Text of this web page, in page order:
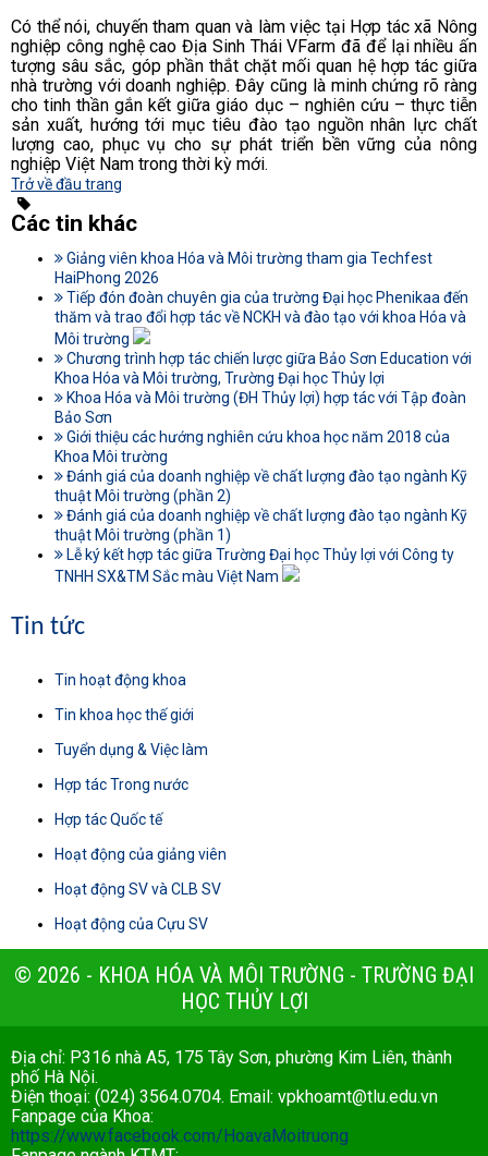
Có thể nói, chuyến tham quan và làm việc tại Hợp tác xã Nông
nghiệp công nghệ cao Địa Sinh Thái VFarm đã để lại nhiều ấn
tượng sâu sắc, góp phần thắt chặt mối quan hệ hợp tác giữa
nhà trường với doanh nghiệp. Đây cũng là minh chứng rõ ràng
cho tinh thần gắn kết giữa giáo dục – nghiên cứu – thực tiễn
sản xuất, hướng tới mục tiêu đào tạo nguồn nhân lực chất
lượng cao, phục vụ cho sự phát triển bền vững của nông
nghiệp Việt Nam trong thời kỳ mới.
Trở về đầu trang
Các tin khác
Giảng viên khoa Hóa và Môi trường tham gia Techfest
HaiPhong 2026
Tiếp đón đoàn chuyên gia của trường Đại học Phenikaa đến
thăm và trao đổi hợp tác về NCKH và đào tạo với khoa Hóa và
Môi trường
Chương trình hợp tác chiến lược giữa Bảo Sơn Education với
Khoa Hóa và Môi trường, Trường Đại học Thủy lợi
Khoa Hóa và Môi trường (ĐH Thủy lợi) hợp tác với Tập đoàn
Bảo Sơn
Giới thiệu các hướng nghiên cứu khoa học năm 2018 của
Khoa Môi trường
Đánh giá của doanh nghiệp về chất lượng đào tạo ngành Kỹ
thuật Môi trường (phần 2)
Đánh giá của doanh nghiệp về chất lượng đào tạo ngành Kỹ
thuật Môi trường (phần 1)
Lễ ký kết hợp tác giữa Trường Đại học Thủy lợi với Công ty
TNHH SX&TM Sắc màu Việt Nam
Tin tức
Tin hoạt động khoa
Tin khoa học thế giới
Tuyển dụng & Việc làm
Hợp tác Trong nước
Hợp tác Quốc tế
Hoạt động của giảng viên
Hoạt động SV và CLB SV
Hoạt động của Cựu SV
© 2026 - KHOA HÓA VÀ MÔI TRƯỜNG - TRƯỜNG ĐẠI
HỌC THỦY LỢI
Địa chỉ: P316 nhà A5, 175 Tây Sơn, phường Kim Liên, thành
phố Hà Nội.
Điện thoại: (024) 3564.0704. Email: vpkhoamt@tlu.edu.vn
Fanpage của Khoa:
https://www.facebook.com/HoavaMoitruong